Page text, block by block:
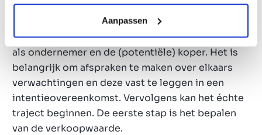
Aanpassen
bedrijfsovername weer een andere invloed
hebben. Een essentieel beginpunt is het
vaststellen van wederzijdse interesse tussen jou
als ondernemer en de (potentiële) koper. Het is
belangrijk om afspraken te maken over elkaars
verwachtingen en deze vast te leggen in een
intentieovereenkomst. Vervolgens kan het échte
traject beginnen. De eerste stap is het bepalen
van de verkoopwaarde.